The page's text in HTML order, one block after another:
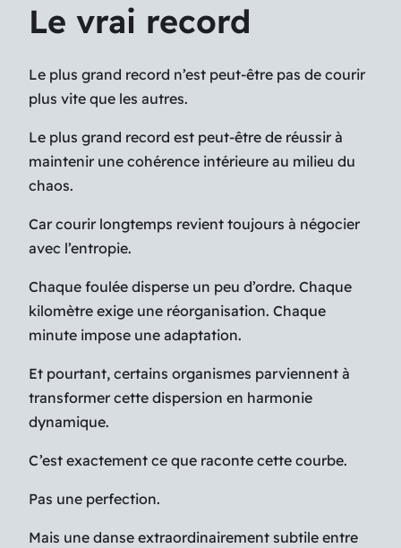
Le vrai record
Le plus grand record n’est peut-être pas de courir
plus vite que les autres.
Le plus grand record est peut-être de réussir à
maintenir une cohérence intérieure au milieu du
chaos.
Car courir longtemps revient toujours à négocier
avec l’entropie.
Chaque foulée disperse un peu d’ordre. Chaque
kilomètre exige une réorganisation. Chaque
minute impose une adaptation.
Et pourtant, certains organismes parviennent à
transformer cette dispersion en harmonie
dynamique.
C’est exactement ce que raconte cette courbe.
Pas une perfection.
Mais une danse extraordinairement subtile entre